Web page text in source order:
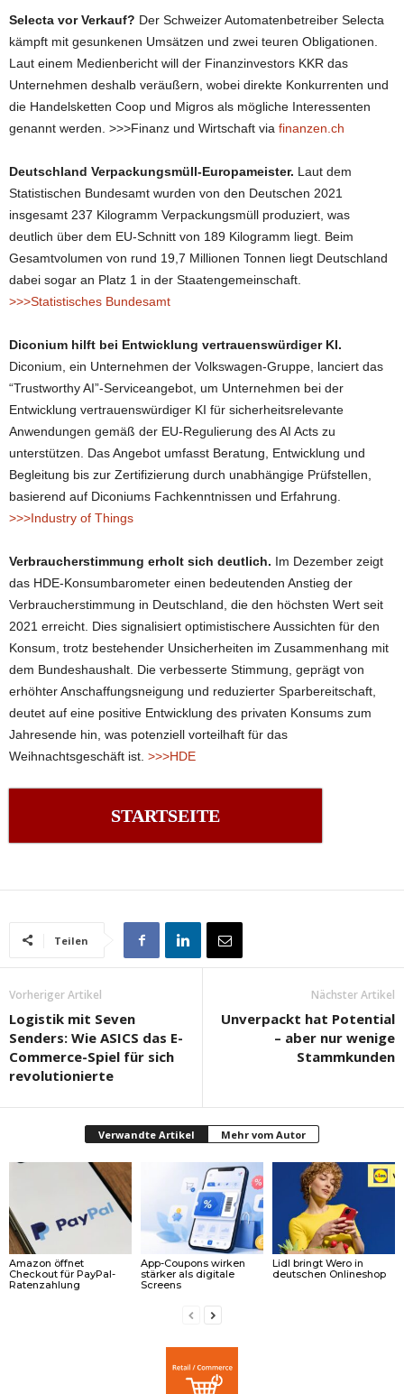
Selecta vor Verkauf? Der Schweizer Automatenbetreiber Selecta
kämpft mit gesunkenen Umsätzen und zwei teuren Obligationen.
Laut einem Medienbericht will der Finanzinvestors KKR das
Unternehmen deshalb veräußern, wobei direkte Konkurrenten und
die Handelsketten Coop und Migros als mögliche Interessenten
genannt werden. >>>Finanz und Wirtschaft via finanzen.ch
Deutschland Verpackungsmüll-Europameister. Laut dem
Statistischen Bundesamt wurden von den Deutschen 2021
insgesamt 237 Kilogramm Verpackungsmüll produziert, was
deutlich über dem EU-Schnitt von 189 Kilogramm liegt. Beim
Gesamtvolumen von rund 19,7 Millionen Tonnen liegt Deutschland
dabei sogar an Platz 1 in der Staatengemeinschaft.
>>>Statistisches Bundesamt
Diconium hilft bei Entwicklung vertrauenswürdiger KI.
Diconium, ein Unternehmen der Volkswagen-Gruppe, lanciert das
“Trustworthy AI”-Serviceangebot, um Unternehmen bei der
Entwicklung vertrauenswürdiger KI für sicherheitsrelevante
Anwendungen gemäß der EU-Regulierung des AI Acts zu
unterstützen. Das Angebot umfasst Beratung, Entwicklung und
Begleitung bis zur Zertifizierung durch unabhängige Prüfstellen,
basierend auf Diconiums Fachkenntnissen und Erfahrung.
>>>Industry of Things
Verbraucherstimmung erholt sich deutlich. Im Dezember zeigt
das HDE-Konsumbarometer einen bedeutenden Anstieg der
Verbraucherstimmung in Deutschland, die den höchsten Wert seit
2021 erreicht. Dies signalisiert optimistischere Aussichten für den
Konsum, trotz bestehender Unsicherheiten im Zusammenhang mit
dem Bundeshaushalt. Die verbesserte Stimmung, geprägt von
erhöhter Anschaffungsneigung und reduzierter Sparbereitschaft,
deutet auf eine positive Entwicklung des privaten Konsums zum
Jahresende hin, was potenziell vorteilhaft für das
Weihnachtsgeschäft ist. >>>HDE
STARTSEITE
Teilen
Vorheriger Artikel
Logistik mit Seven
Senders: Wie ASICS das E-
Commerce-Spiel für sich
revolutionierte
Nächster Artikel
Unverpackt hat Potential
– aber nur wenige
Stammkunden
Verwandte Artikel Mehr vom Autor
Amazon öffnet
Checkout für PayPal-
Ratenzahlung
App-Coupons wirken
stärker als digitale
Screens
Lidl bringt Wero in
deutschen Onlineshop